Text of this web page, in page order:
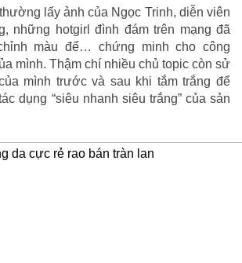
lấy ảnh của Ngọc Trinh, diễn viên
những hotgirl đình đám trên mạng đã
màu để… chứng minh cho công
mình. Thậm chí nhiều chủ topic còn sử
mình trước và sau khi tắm trắng để
dụng “siêu nhanh siêu trắng” của sản